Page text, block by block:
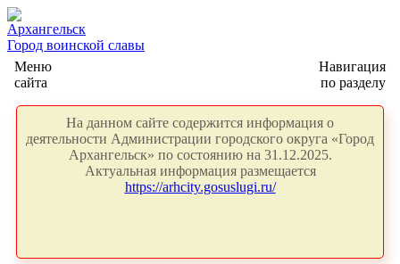
Архангельск
Город воинской славы
Меню
сайта
Навигация
по разделу
На данном сайте содержится информация о
деятельности Администрации городского округа «Город
Архангельск» по состоянию на 31.12.2025.
Актуальная информация размещается
https://arhcity.gosuslugi.ru/